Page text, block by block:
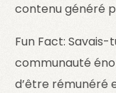
contenu généré
Fun Fact:
communauté
d’être rémunéré